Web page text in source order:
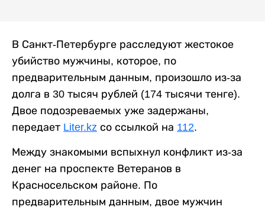
В Санкт-Петербурге расследуют жестокое
убийство мужчины, которое, по
предварительным данным, произошло из-за
долга в 30 тысяч рублей (174 тысячи тенге).
Двое подозреваемых уже задержаны,
передает Liter.kz со ссылкой на 112.
Между знакомыми вспыхнул конфликт из-за
денег на проспекте Ветеранов в
Красносельском районе. По
предварительным данным, двое мужчин